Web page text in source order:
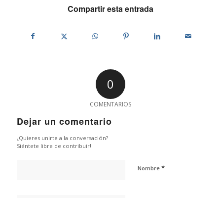
Compartir esta entrada
0
COMENTARIOS
Dejar un comentario
¿Quieres unirte a la conversación?
Siéntete libre de contribuir!
Nombre *